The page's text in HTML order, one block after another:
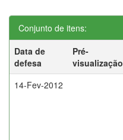
Conjunto de itens:
Data de
defesa
Pré-
visualização
14-Fev-2012